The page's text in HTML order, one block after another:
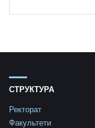
СТРУКТУРА
Ректорат
Факультети